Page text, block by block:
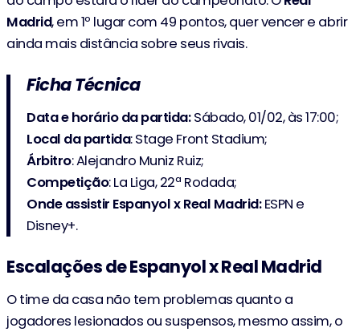
Madrid, em 1º lugar com 49 pontos, quer vencer e abrir
ainda mais distância sobre seus rivais.
Ficha Técnica
Data e horário da partida:Sábado, 01/02, às 17:00;
Local da partida: Stage Front Stadium;
Árbitro: Alejandro Muniz Ruiz;
Competição: La Liga, 22ª Rodada;
Onde assistir Espanyol x Real Madrid:ESPN e
Disney+.
Escalações de Espanyol x Real Madrid
O time da casa não tem problemas quanto a
jogadores lesionados ou suspensos, mesmo assim, o